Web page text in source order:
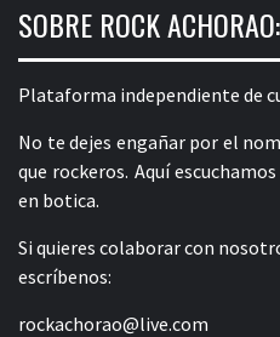
SOBRE ROCK ACHORAO:
Plataforma independiente de
No te dejes engañar por el
que rockeros. Aquí
en botica.
Si quieres colaborar con
escríbenos:
rockachorao@live.com